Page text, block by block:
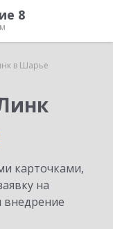
8
в Шарье
карточками,
на
внедрение